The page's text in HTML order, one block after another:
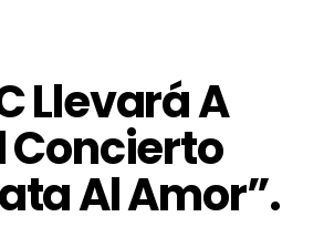
Llevará A
Concierto
Al Amor”.